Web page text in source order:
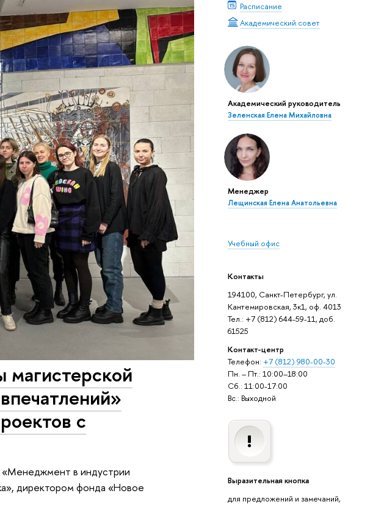
Расписание
Академический совет
Академический руководитель
Зеленская Елена Михайловна
Менеджер
Лещинская Елена Анатольевна
Учебный офис
Контакты
194100, Санкт-Петербург, ул.
Кантемировская, 3к1, оф. 4013
Тел.: +7 (812) 644-59-11, доб.
61525
Контакт-центр
Телефон: +7 (812) 980-00-30
Пн. – Пт.: 10:00–18:00
Сб.: 11:00-17:00
Вс.: Выходной
Выразительная кнопка
для предложений и замечаний,
магистерской
с
«Менеджмент в индустрии
директором фонда «Новое